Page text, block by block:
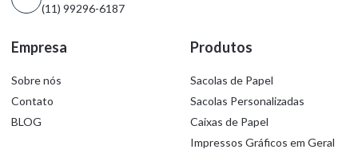
(11) 99296-6187
Empresa
Sobre nós
Contato
BLOG
Produtos
Sacolas de Papel
Sacolas Personalizadas
Caixas de Papel
Impressos Gráficos em Geral